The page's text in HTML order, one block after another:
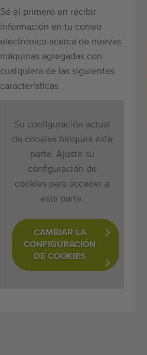
Sé el primero en recibir
información en tu correo
electrónico acerca de nuevas
máquinas agregadas con
cualquiera de las siguientes
características
Su configuración actual
de cookies bloquea esta
parte. Ajuste su
configuración de
cookies para acceder a
esta parte.
CAMBIAR LA
CONFIGURACIÓN
DE COOKIES